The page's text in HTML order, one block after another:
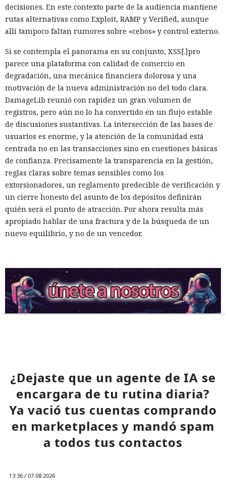
decisiones. En este contexto parte de la audiencia mantiene
rutas alternativas como Exploit, RAMP y Verified, aunque
allí tampoco faltan rumores sobre «cebos» y control externo.
Si se contempla el panorama en su conjunto, XSS[.]pro
parece una plataforma con calidad de comercio en
degradación, una mecánica financiera dolorosa y una
motivación de la nueva administración no del todo clara.
DamageLib reunió con rapidez un gran volumen de
registros, pero aún no lo ha convertido en un flujo estable
de discusiones sustantivas. La intersección de las bases de
usuarios es enorme, y la atención de la comunidad está
centrada no en las transacciones sino en cuestiones básicas
de confianza. Precisamente la transparencia en la gestión,
reglas claras sobre temas sensibles como los
extorsionadores, un reglamento predecible de verificación y
un cierre honesto del asunto de los depósitos definirán
quién será el punto de atracción. Por ahora resulta más
apropiado hablar de una fractura y de la búsqueda de un
nuevo equilibrio, y no de un vencedor.
¿Dejaste que un agente de IA se
encargara de tu rutina diaria?
Ya vació tus cuentas comprando
en marketplaces y mandó spam
a todos tus contactos
13:36 / 07.08.2026